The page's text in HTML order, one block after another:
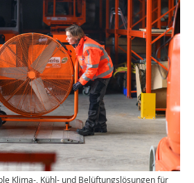
Klima-, Kühl- und Belüftungslösungen für